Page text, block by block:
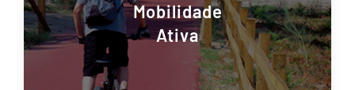
Mobilidade
Ativa